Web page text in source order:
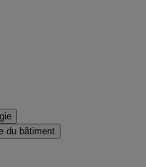
du bâtiment